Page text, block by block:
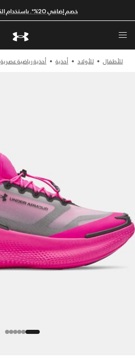
خصم إضافي 20%*. باستخدام الكود EXTRA20
للأطفال للأولاد أحذية أحذية رياضية عصرية